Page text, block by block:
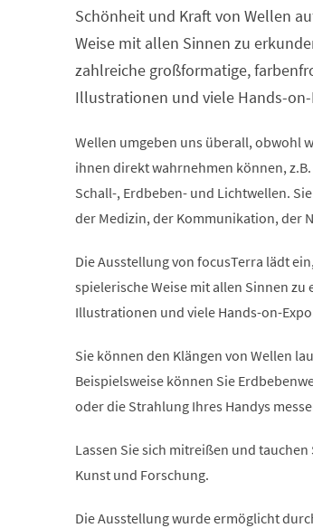
Schönheit und Kraft von Wellen
Weise mit allen Sinnen zu
zahlreiche großformatige,
Illustrationen und viele Hands-on-
Wellen umgeben uns überall, obwohl
ihnen direkt wahrnehmen können, z.B.
Schall-, Erdbeben- und Lichtwellen.
der Medizin, der Kommunikation, der
Die Ausstellung von focusTerra lädt
spielerische Weise mit allen Sinnen
Illustrationen und viele Hands-on-
Sie können den Klängen von Wellen
Beispielsweise können Sie
oder die Strahlung Ihres Handys
Lassen Sie sich mitreißen und
Kunst und Forschung.
Die Ausstellung wurde ermöglicht